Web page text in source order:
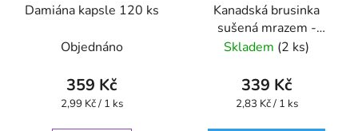
Damiána kapsle 120 ks
Objednáno
359 Kč
Měrná
2,99 Kč / 1 ks
Kanadská brusinka
sušená mrazem -
lyofilizovaná kapsle 120
Skladem (2 ks)
339 Kč
Měrná
2,83 Kč / 1 ks